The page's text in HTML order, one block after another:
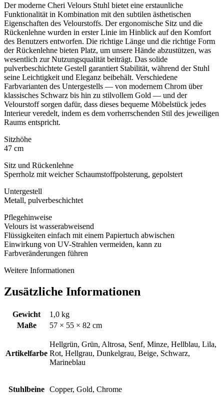
Der moderne Cheri Velours Stuhl bietet eine erstaunliche
Funktionalität in Kombination mit den subtilen ästhetischen
Eigenschaften des Velourstoffs. Der ergonomische Sitz und die
Rückenlehne wurden in erster Linie im Hinblick auf den Komfort
des Benutzers entworfen. Die richtige Länge und die richtige Form
der Rückenlehne bieten Platz, um unsere Hände abzustützen, was
wesentlich zur Nutzungsqualität beiträgt. Das solide
pulverbeschichtete Gestell garantiert Stabilität, während der Stuhl
seine Leichtigkeit und Eleganz beibehält. Verschiedene
Farbvarianten des Untergestells — von modernem Chrom über
klassisches Schwarz bis hin zu stilvollem Gold — und der
Velourstoff sorgen dafür, dass dieses bequeme Möbelstück jedes
Interieur veredelt, indem es dem vorherrschenden Stil des jeweiligen
Raums entspricht.
Sitzhöhe
47 cm
Sitz und Rückenlehne
Sperrholz mit weicher Schaumstoffpolsterung, gepolstert
Untergestell
Metall, pulverbeschichtet
Pflegehinweise
Velours ist wasserabweisend
Flüssigkeiten einfach mit einem Papiertuch abwischen
Einwirkung von UV-Strahlen vermeiden, kann zu
Farbveränderungen führen
Weitere Informationen
Zusätzliche Informationen
Gewicht
1,0 kg
Maße
57 × 55 × 82 cm
Artikelfarbe
Hellgrün, Grün, Altrosa, Senf, Minze, Hellblau, Lila,
Rot, Hellgrau, Dunkelgrau, Beige, Schwarz,
Marineblau
Stuhlbeine Copper, Gold, Chrome